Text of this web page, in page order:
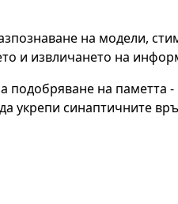
на модели,
и извличането на
подобряване на паметта
укрепи синаптичните